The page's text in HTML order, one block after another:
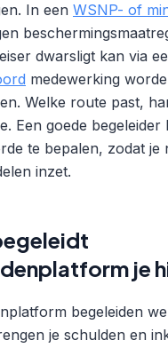
In een WSNP- of
dwarsligt kan via
medewerking
Welke route past,
Een goede begeleider
te bepalen, zodat je
inzet.
je
begeleiden
je schulden en